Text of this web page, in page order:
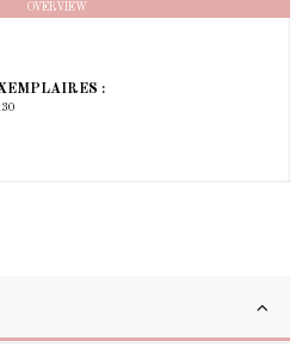
OVERVIEW
: